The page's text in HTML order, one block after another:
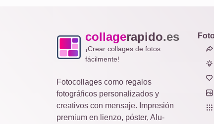
collagerapido.es
¡Crear collages de fotos
fácilmente!
Fotocollages como regalos
fotográficos personalizados y
creativos con mensaje. Impresión
premium en lienzo, póster, Alu-